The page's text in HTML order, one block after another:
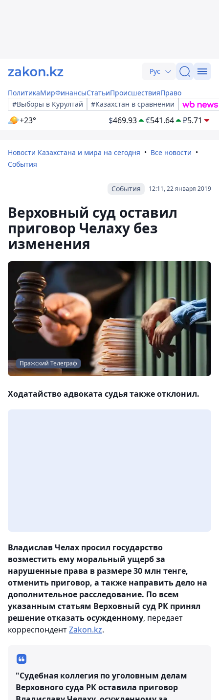
Рус
ПолитикаМирФинансыСтатьиПроисшествияПраво
#Выборы в Курултай
#Казахстан в сравнении
+23° $469.93 €541.64 ₽5.71
Новости Казахстана и мира на сегодня
Все новости
События
12:11, 22 января 2019
События
Верховный суд оставил
приговор Челаху без
изменения
Пражский Телеграф
Ходатайство адвоката судья также отклонил.
Владислав Челах просил государство
возместить ему моральный ущерб за
нарушенные права в размере 30 млн тенге,
отменить приговор, а также направить дело на
дополнительное расследование. По всем
указанным статьям Верховный суд РК принял
решение отказать осужденному, передает
корреспондентZakon.kz.
"Судебная коллегия по уголовным делам
Верховного суда РК оставила приговор